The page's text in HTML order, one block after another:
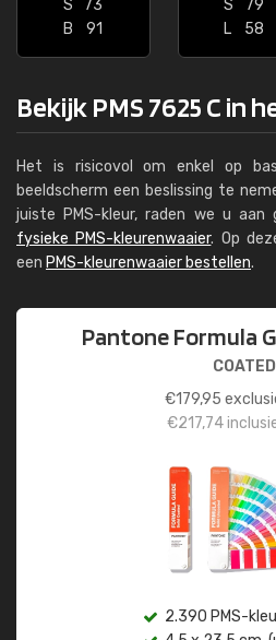
S
73
B
91
S
79
L
58
Bekijk PMS 7625 C in
Het is risicovol om enkel op
beeldscherm een beslissing te
juiste PMS-kleur, raden we u
fysieke PMS-kleurenwaaier. Op
een PMS-kleurenwaaier bestellen.
Pantone Formula
COATED
€179,95
€217,74
2.390 PMS-